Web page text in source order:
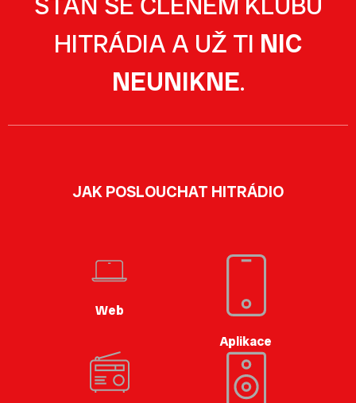
HITRÁDIA A UŽ TI NIC
NEUNIKNE.
JAK POSLOUCHAT HITRÁDIO
Web
Aplikace